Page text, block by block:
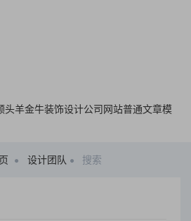
头羊金牛装饰设计公司网站普通文章模
设计团队 搜索